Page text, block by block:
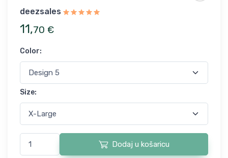
deezsales
11,70 €
Color:
Size:
Dodaj u košaricu